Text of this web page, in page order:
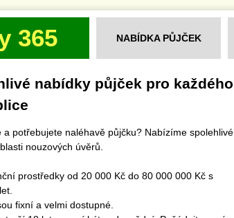
365 NABÍDKA PŮJČEK
nabídky půjček pro každého
a potřebujete naléhavě půjčku? Nabízíme spolehlivé
nouzových úvěrů.
prostředky od 20 000 Kč do 80 000 000 Kč s
fixní a velmi dostupné.